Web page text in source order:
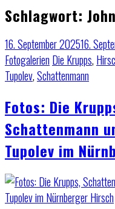
Schlagwort:
16. September 202516.
Fotogalerien Die Krupps,
Tupolev,Schattenmann
Fotos: Die
Schattenmann
Tupolev im